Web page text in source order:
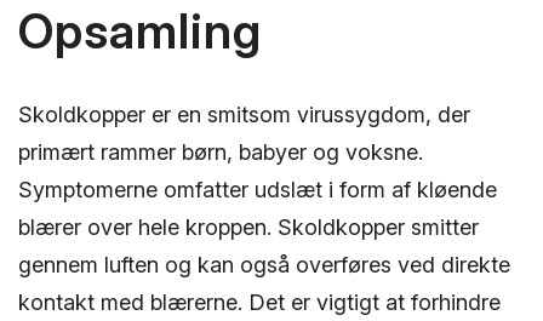
Opsamling
Skoldkopper er en smitsom virussygdom, der
primært rammer børn, babyer og voksne.
Symptomerne omfatter udslæt i form af kløende
blærer over hele kroppen. Skoldkopper smitter
gennem luften og kan også overføres ved direkte
kontakt med blærerne. Det er vigtigt at forhindre